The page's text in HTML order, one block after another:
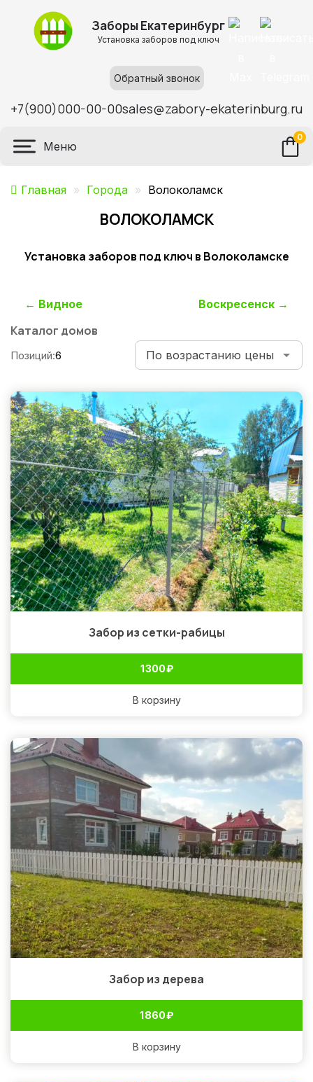
Заборы Екатеринбург
Установка заборов под ключ
Обратный звонок
+7(900)000-00-00sales@zabory-ekaterinburg.ru
Меню
0
Главная » Города » Волоколамск
ВОЛОКОЛАМСК
Установка заборов под ключ в Волоколамске
Навигация
по
← Видное Воскресенск →
Каталог домов
Позиций:6
Забор из сетки-рабицы
1 300₽
В корзину
Забор из дерева
1 860₽
В корзину